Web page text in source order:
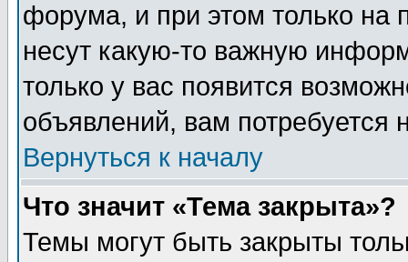
форума, и при этом только на
несут какую-то важную
только у вас появится
объявлений, вам потребуется
Вернуться к началу
Что значит «Тема закрыта»?
Темы могут быть закрыты